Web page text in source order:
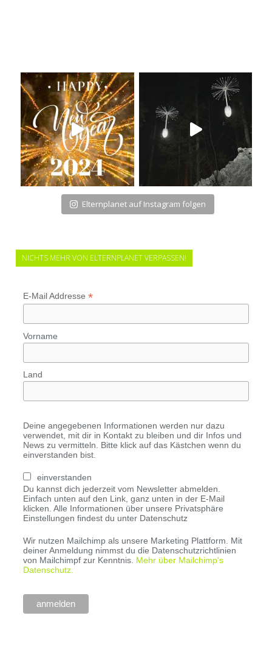
Elternplanet auf Instagram folgen
NICHTS MEHR VON ELTERNPLANET VERPASSEN!
E-Mail Addresse *
Vorname
Land
Deine angegebenen Informationen werden nur dazu
verwendet, mit dir in Kontakt zu bleiben und dir Infos und
News zu vermitteln. Bitte klick auf das Kästchen wenn du
einverstanden bist.
einverstanden
Du kannst dich jederzeit vom Newsletter abmelden.
Einfach unten auf den Link, ganz unten in der E-Mail
klicken. Alle Informationen über unsere Privatsphäre
Einstellungen findest du unter Datenschutz
Wir nutzen Mailchimp als unsere Marketing Plattform. Mit
deiner Anmeldung nimmst du die Datenschutzrichtlinien
von Mailchimpf zur Kenntnis. Mehr über Mailchimp's
Datenschutz.